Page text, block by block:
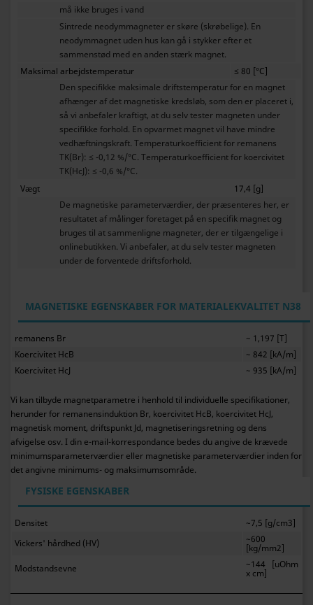
må ikke bruges i vand
Sintrede neodymmagneter er skøre (skrøbelige). En
neodymmagnet uden hus kan gå i stykker efter et
sammenstød med en anden stærk magnet.
Maksimal arbejdstemperatur
≤ 80 [°C]
Den specifikke maksimale driftstemperatur for en magnet
afhænger af det magnetiske kredsløb, som den er placeret i,
så vi anbefaler kraftigt, at du selv tester magneten under
specifikke forhold. En opvarmet magnet vil have mindre
vedhæftningskraft. Temperaturkoefficient for remanens
TK(Br): ≤ -0,12 %/°C. Temperaturkoefficient for koercivitet
TK(HcJ): ≤ -0,6 %/°C.
Vægt
17,4 [g]
De magnetiske parameterværdier, der præsenteres her, er
resultatet af målinger foretaget på en specifik magnet og
bruges til at sammenligne magneter, der er tilgængelige i
onlinebutikken. Vi anbefaler, at du selv tester magneten
under de forventede driftsforhold.
MAGNETISKE EGENSKABER FOR MATERIALEKVALITET N38
remanens Br
~ 1,197 [T]
Koercivitet HcB
~ 842 [kA/m]
Koercivitet HcJ
~ 935 [kA/m]
Vi kan tilbyde magnetparametre i henhold til individuelle specifikationer,
herunder for remanensinduktion Br, koercivitet HcB, koercivitet HcJ,
magnetisk moment, driftspunkt Jd, magnetiseringsretning og dens
afvigelse osv. I din e-mail-korrespondance bedes du angive de krævede
minimumsparameterværdier eller magnetiske parameterværdier inden for
det angivne minimums- og maksimumsområde.
FYSISKE EGENSKABER
Densitet
~7,5 [g/cm3]
Vickers' hårdhed (HV)
~600
[kg/mm2]
Modstandsevne
~144 [uOhm
x cm]